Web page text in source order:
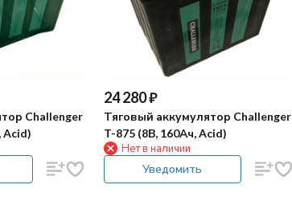
Challenger
Acid)
24 280₽
Тяговый аккумулятор Challenger
T-875 (8В, 160Ач, Acid)
Нет в наличии
Уведомить